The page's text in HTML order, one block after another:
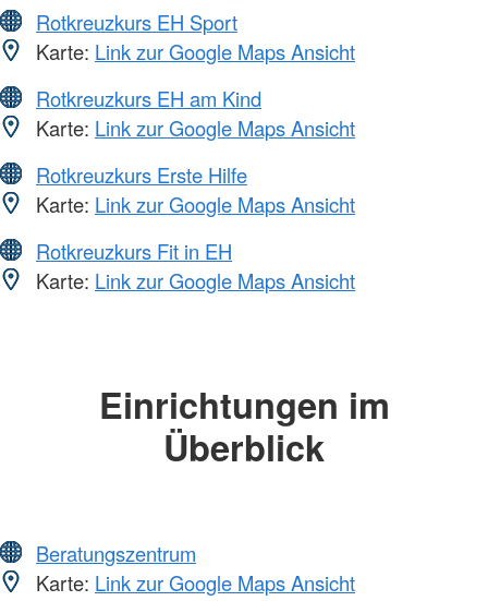
Rotkreuzkurs EH Sport
Karte: Link zur Google Maps Ansicht
Rotkreuzkurs EH am Kind
Karte: Link zur Google Maps Ansicht
Rotkreuzkurs Erste Hilfe
Karte: Link zur Google Maps Ansicht
Rotkreuzkurs Fit in EH
Karte: Link zur Google Maps Ansicht
Einrichtungen im
Überblick
Beratungszentrum
Karte: Link zur Google Maps Ansicht